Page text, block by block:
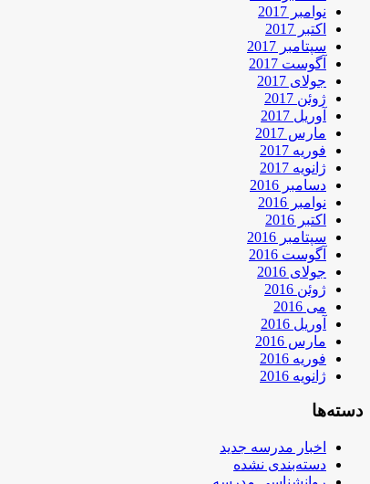
نوامبر 2017
اکتبر 2017
سپتامبر 2017
آگوست 2017
جولای 2017
ژوئن 2017
آوریل 2017
مارس 2017
فوریه 2017
ژانویه 2017
دسامبر 2016
نوامبر 2016
اکتبر 2016
سپتامبر 2016
آگوست 2016
جولای 2016
ژوئن 2016
می 2016
آوریل 2016
مارس 2016
فوریه 2016
ژانویه 2016
دسته‌ها
اخبار مدرسه جدید
دسته‌بندی نشده